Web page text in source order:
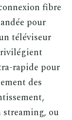
fibre
pour
téléviseur
rapide pour
des
streaming, ou